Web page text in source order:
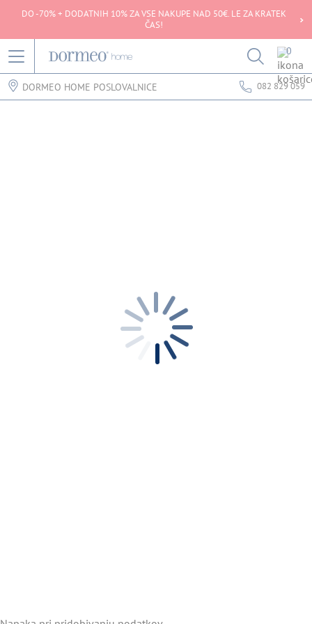
DO -70% + DODATNIH 10% ZA VSE NAKUPE NAD 50€. LE ZA KRATEK
ČAS!
0
DORMEO HOME POSLOVALNICE 082 829 059